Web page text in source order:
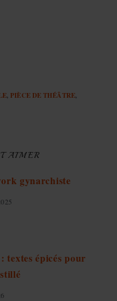
, PIÈCE DE THÉÂTRE,
AIMER
gynarchiste
textes épicés pour